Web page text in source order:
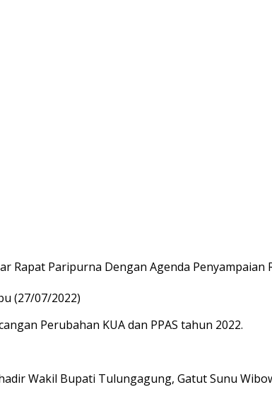
Rapat Paripurna Dengan Agenda
(27/07/2022)
Perubahan KUA dan PPAS tahun 2022.
Wakil Bupati Tulungagung, Gatut Sunu